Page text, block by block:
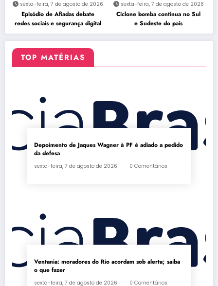
sexta-feira, 7 de agosto de 2026
Episódio de Afiadas debate
redes sociais e segurança digital
sexta-feira, 7 de agosto de 2026
Ciclone bomba continua no Sul
e Sudeste do país
TOP MATÉRIAS
Depoimento de Jaques Wagner à PF é adiado a pedido
da defesa
sexta-feira, 7 de agosto de 2026 0 Comentários
Ventania: moradores do Rio acordam sob alerta; saiba
o que fazer
sexta-feira, 7 de agosto de 2026 0 Comentários